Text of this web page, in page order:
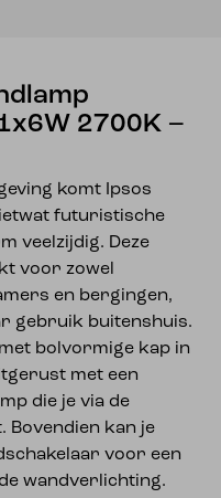
2700K –
komt Ipsos
futuristische
veelzijdig. Deze
voor zowel
en bergingen,
gebruik buitenshuis.
bolvormige kap in
met een
die je via de
Bovendien kan je
voor een
wandverlichting.